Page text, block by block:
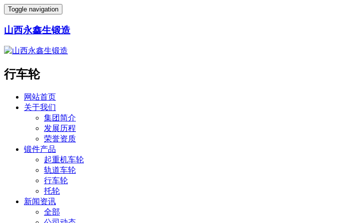
Toggle navigation
山西永鑫生锻造
行车轮
网站首页
关于我们
集团简介
发展历程
荣誉资质
锻件产品
起重机车轮
轨道车轮
行车轮
托轮
新闻资讯
全部